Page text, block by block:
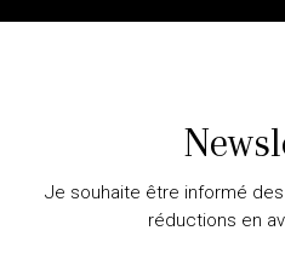
Je souhaite être informé
réductions en